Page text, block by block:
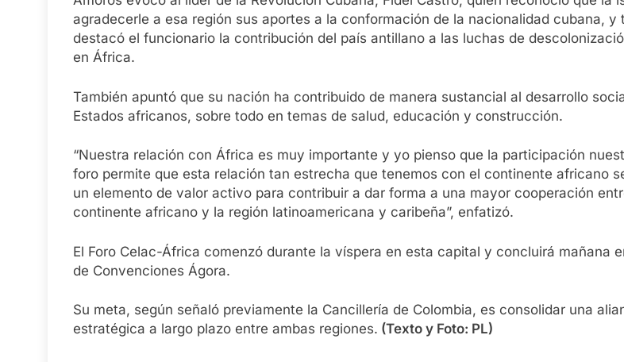
agradecerle a esa región sus aportes a la conformación de la nacionalidad cubana, y
destacó el funcionario la contribución del país antillano a las luchas de
en África.
También apuntó que su nación ha contribuido de manera sustancial al desarrollo
Estados africanos, sobre todo en temas de salud, educación y construcción.
“Nuestra relación con África es muy importante y yo pienso que la participación
foro permite que esta relación tan estrecha que tenemos con el continente africano
un elemento de valor activo para contribuir a dar forma a una mayor cooperación
continente africano y la región latinoamericana y caribeña”, enfatizó.
El Foro Celac-África comenzó durante la víspera en esta capital y concluirá mañana
de Convenciones Ágora.
Su meta, según señaló previamente la Cancillería de Colombia, es consolidar una
estratégica a largo plazo entre ambas regiones. (Texto y Foto: PL)